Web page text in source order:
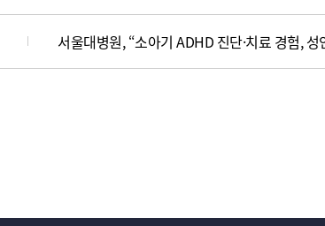
서울대병원, “소아기 ADHD 진단·치료 경험,